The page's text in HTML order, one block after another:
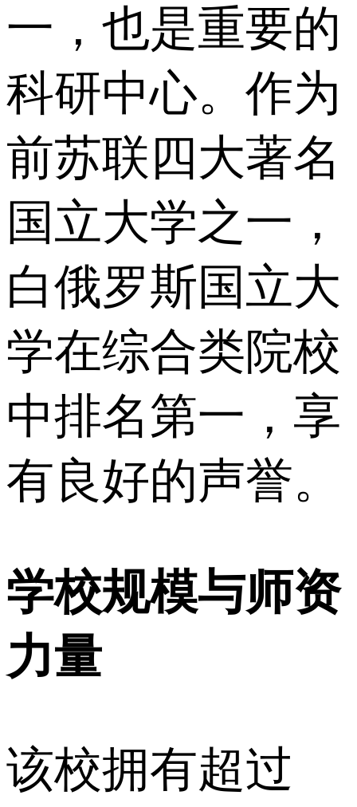
一，也是重要的
科研中心。作为
前苏联四大著名
国立大学之一，
白俄罗斯国立大
学在综合类院校
中排名第一，享
有良好的声誉。
学校规模与师资
力量
该校拥有超过